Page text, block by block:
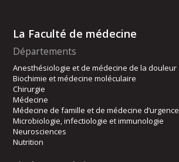
La Faculté de médecine
Départements
Anesthésiologie et de médecine de la douleur
Biochimie et médecine moléculaire
Chirurgie
Médecine
Médecine de famille et de médecine d’urgence
Microbiologie, infectiologie et immunologie
Neurosciences
Nutrition